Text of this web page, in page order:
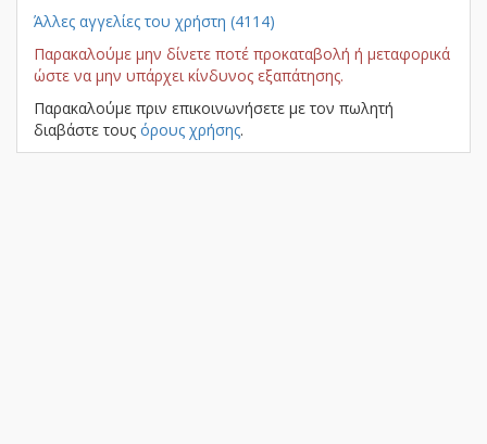
Άλλες αγγελίες του χρήστη (4114)
Παρακαλούμε μην δίνετε ποτέ προκαταβολή ή μεταφορικά
ώστε να μην υπάρχει κίνδυνος εξαπάτησης.
Παρακαλούμε πριν επικοινωνήσετε με τον πωλητή
διαβάστε τους όρους χρήσης.